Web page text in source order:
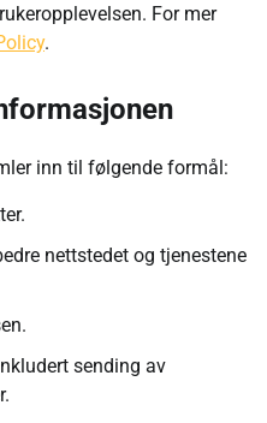
For mer
.
inn til følgende formål:
nettstedet og tjenestene
sending av